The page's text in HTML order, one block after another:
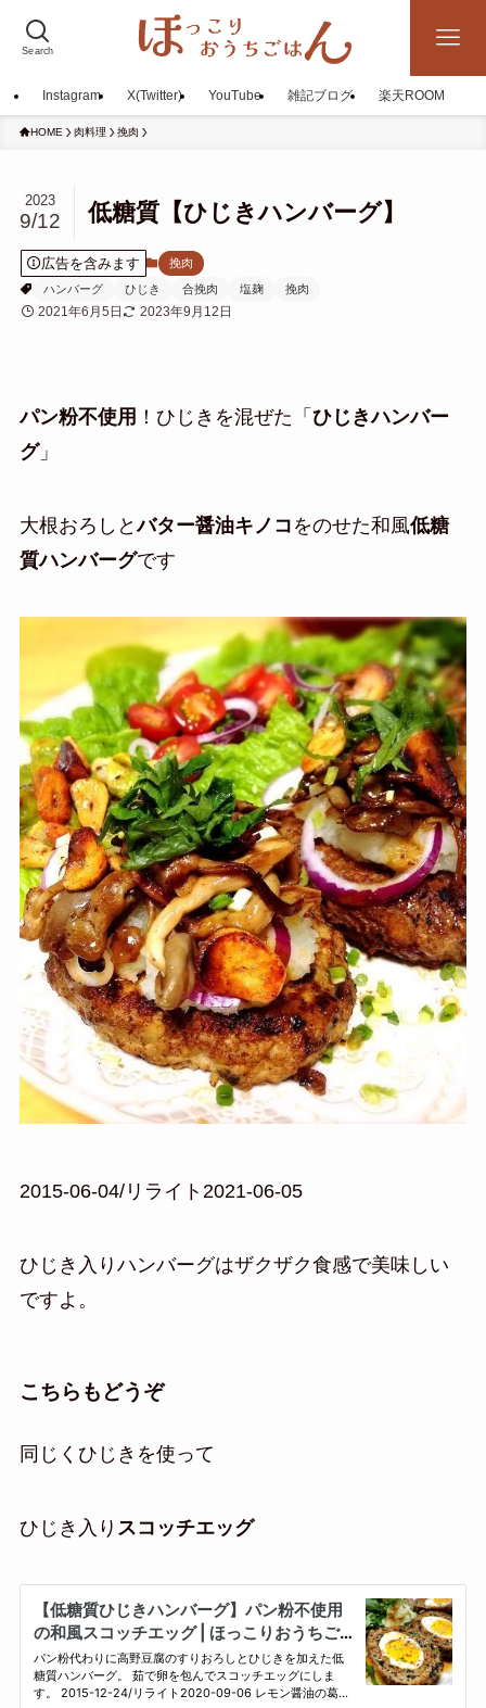
Search
Instagram X(Twitter) YouTube 雑記ブログ 楽天ROOM
HOME 肉料理 挽肉
低糖質【ひじきハンバーグ】
2023
9/12
広告を含みます
挽肉
ハンバーグ
ひじき 合挽肉 塩麹 挽肉
2021年6月5日 2023年9月12日
パン粉不使用 ！ひじきを混ぜた「 ひじきハンバー
グ」
大根おろしとバター醤油キノコ をのせた和風低糖
質ハンバーグです
2015-06-04/リライト2021-06-05
ひじき入りハンバーグはザクザク食感で美味しい
ですよ。
こちらもどうぞ
同じくひじきを使って
ひじき入り スコッチエッグ